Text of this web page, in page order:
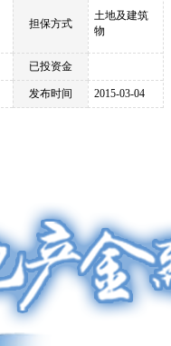
担保方式
土地及建筑
物
已投资金
发布时间 2015-03-04